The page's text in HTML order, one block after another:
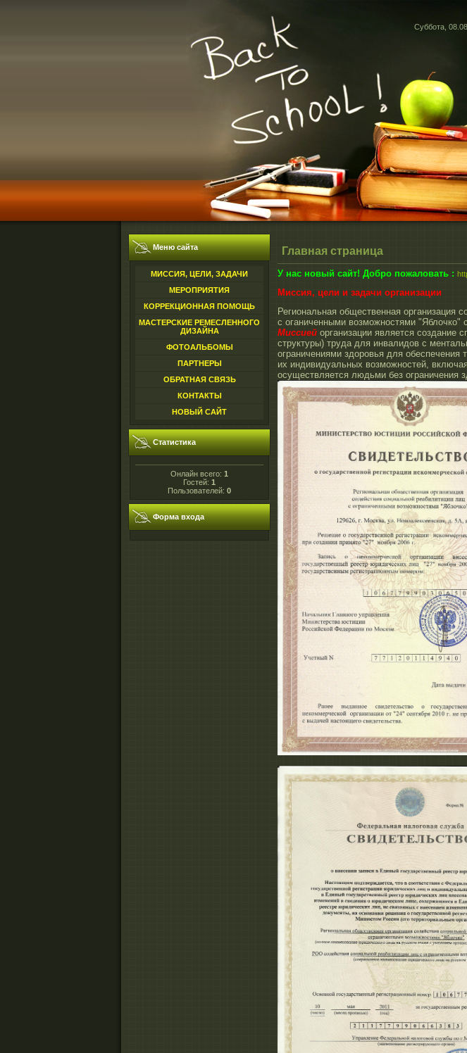
Суббота,
Меню сайта
МИССИЯ, ЦЕЛИ, ЗАДАЧИ
МЕРОПРИЯТИЯ
КОРРЕКЦИОННАЯ ПОМОЩЬ
МАСТЕРСКИЕ РЕМЕСЛЕННОГО
ДИЗАЙНА
ФОТОАЛЬБОМЫ
ПАРТНЕРЫ
ОБРАТНАЯ СВЯЗЬ
КОНТАКТЫ
НОВЫЙ САЙТ
Статистика
Онлайн всего: 1
Гостей: 1
Пользователей: 0
Форма входа
Главная страница
У нас новый сайт! Добро пожаловать :
Миссия, цели и задачи организации
Региональная общественная организация
с оганиченными возможностями "Яблочко"
Миссией организации является создание
структуры) труда для инвалидов с
ограничениями здоровья для обеспечения
их индивидуальных возможностей,
осуществляется людьми без ограничения